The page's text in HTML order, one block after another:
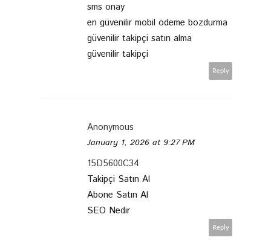
sms onay
en güvenilir mobil ödeme bozdurma
güvenilir takipçi satın alma
güvenilir takipçi
Reply
Anonymous
January 1, 2026 at 9:27 PM
15D5600C34
Takipçi Satın Al
Abone Satın Al
SEO Nedir
Reply